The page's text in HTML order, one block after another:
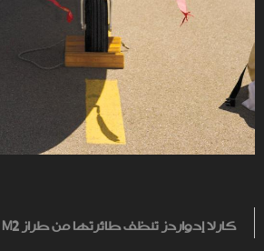
كارلا إدواردز تنظف طائرتها من طراز Citation M2.